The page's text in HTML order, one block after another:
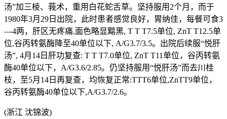
汤”加三棱、莪术，重用白花蛇舌草。坚持服用2个月，而于
1980年3月29日出院，此时患者感觉良好，胃纳佳，每餐可食3
—4两，肝区无疼痛,面色略显黯黑, T T T7.5单位, ZnT T12.5单
位,谷丙转氨酶降至40单位以下, A/G3.7/3.5。出院后续服“悦肝
汤”, 4月14日肝功复查: T T T7.0单位, ZnT T11单位，谷丙转氨
酶40单位以下，A/G3.6/2.85。仍坚持服用“悦肝汤”而去川桂
枝，至5月14日再复查，均恢复正常:TTT6单位,ZnTT9单位，
谷丙转氨酶40单位以下,A/G3.7/2.6。
(浙江 沈锦波)